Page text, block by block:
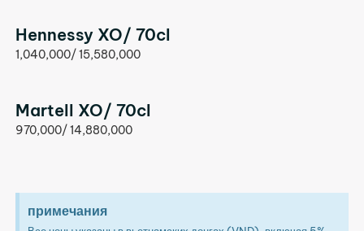
Hennessy XO/ 70cl
1,040,000/ 15,580,000
Martell XO/ 70cl
970,000/ 14,880,000
примечания